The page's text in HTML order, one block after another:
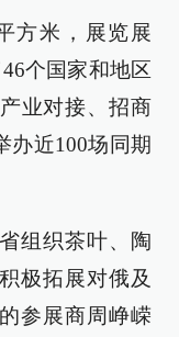
方米，展览展
个国家和地区
业对接、招商
办近100场同期
组织茶叶、陶
极拓展对俄及
参展商周峥嵘